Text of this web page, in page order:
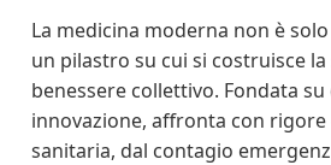
La medicina moderna non è
un pilastro su cui si costruisce la
benessere collettivo. Fondata
innovazione, affronta con
sanitaria, dal contagio